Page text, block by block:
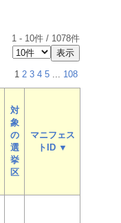
1 - 10件 / 1078件
1 2 3 4 5 ... 108
対
象
の
選
挙
区
マニフェス
トID ▼